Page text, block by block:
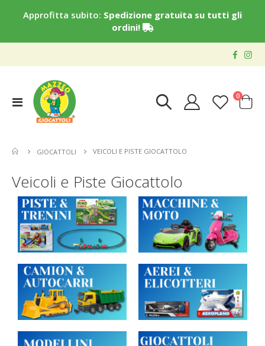
Approfitta subito: Spedizione gratuita su tutti gli
ordini!
Toggle
Nav
Cart
0elementi
GIOCATTOLI VEICOLI E PISTE GIOCATTOLO
Veicoli e Piste Giocattolo